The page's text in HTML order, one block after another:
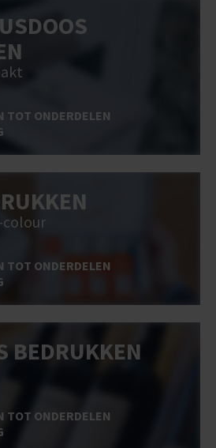
TOT ONDERDELEN
TOT ONDERDELEN
BEDRUKKEN
TOT ONDERDELEN